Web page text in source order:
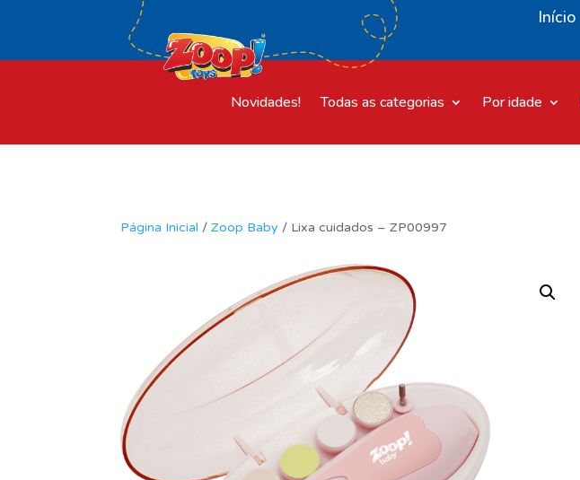
Início
Novidades! Todas as categorias Por idade
Página Inicial /Zoop Baby / Lixa cuidados – ZP00997